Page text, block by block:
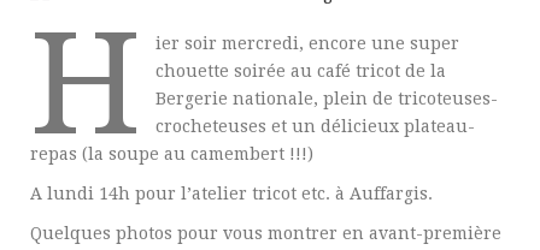
H
ier soir mercredi, encore une super
chouette soirée au café tricot de la
Bergerie nationale, plein de tricoteuses-
crocheteuses et un délicieux plateau-
repas (la soupe au camembert !!!)
A lundi 14h pour l’atelier tricot etc. à Auffargis.
Quelques photos pour vous montrer en avant-première